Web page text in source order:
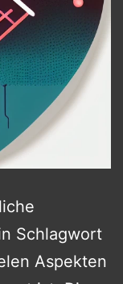
Schlagwort
Aspekten